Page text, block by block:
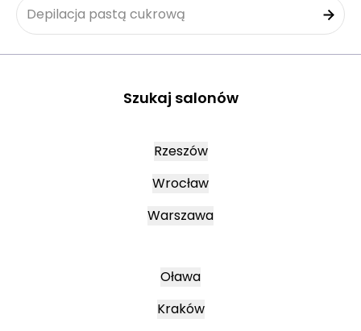
Depilacja pastą cukrową
Szukaj salonów
Rzeszów
Wrocław
Warszawa
Oława
Kraków